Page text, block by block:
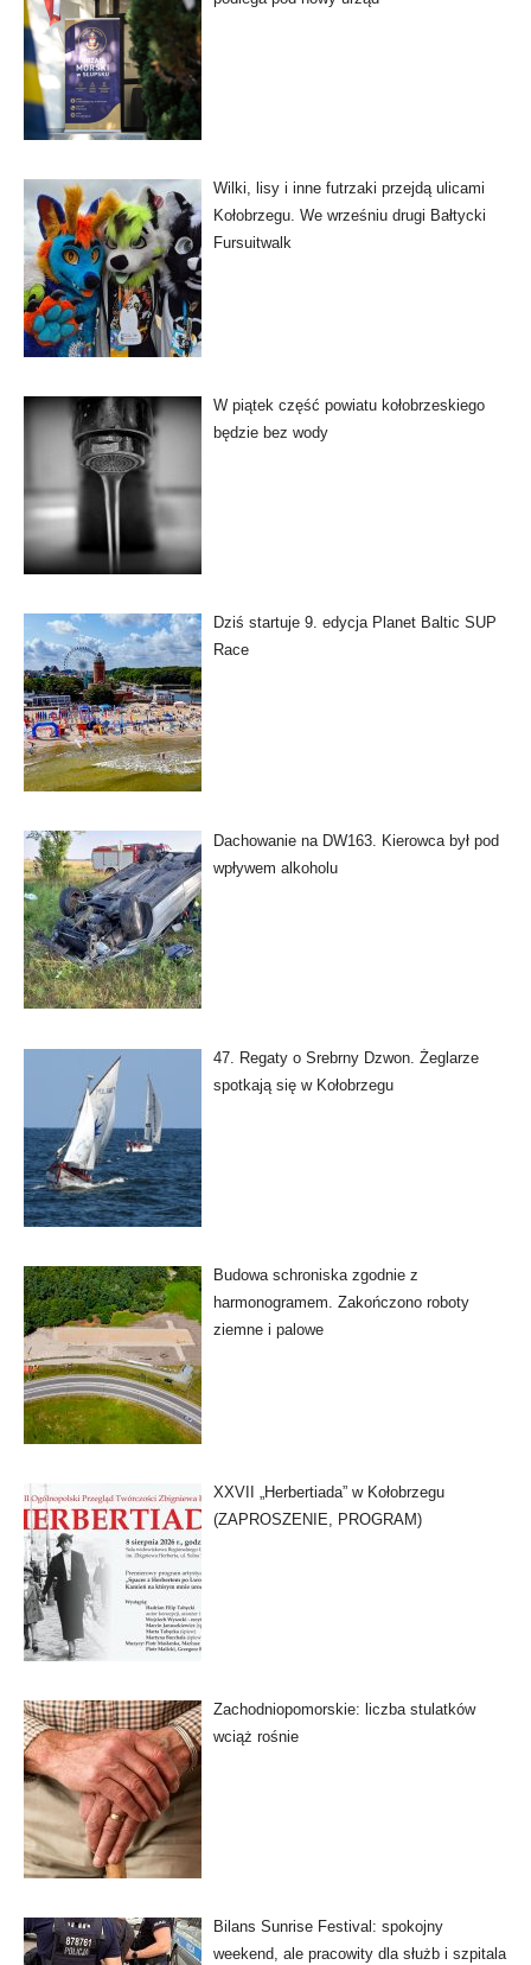
Wilki, lisy i inne futrzaki przejdą ulicami
Kołobrzegu. We wrześniu drugi Bałtycki
Fursuitwalk
W piątek część powiatu kołobrzeskiego
będzie bez wody
Dziś startuje 9. edycja Planet Baltic SUP
Race
Dachowanie na DW163. Kierowca był pod
wpływem alkoholu
47. Regaty o Srebrny Dzwon. Żeglarze
spotkają się w Kołobrzegu
Budowa schroniska zgodnie z
harmonogramem. Zakończono roboty
ziemne i palowe
XXVII „Herbertiada” w Kołobrzegu
(ZAPROSZENIE, PROGRAM)
Zachodniopomorskie: liczba stulatków
wciąż rośnie
Bilans Sunrise Festival: spokojny
weekend, ale pracowity dla służb i szpitala